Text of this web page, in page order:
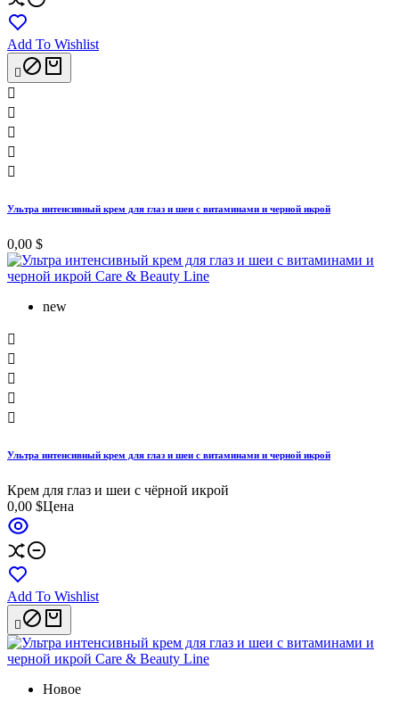
Add To Wishlist






Ультра интенсивный крем для глаз и шеи с витаминами и черной икрой
0,00 $
new





Ультра интенсивный крем для глаз и шеи с витаминами и черной икрой
Крем для глаз и шеи с чёрной икрой
0,00 $Цена
Add To Wishlist

Новое